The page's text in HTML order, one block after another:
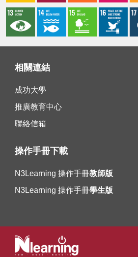
相關連結
成功大學
推廣教育中心
聯絡信箱
操作手冊下載
N3Learning 操作手冊教師版
N3Learning 操作手冊學生版